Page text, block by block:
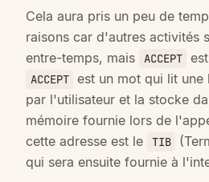
Cela aura pris un peu de
raisons car d'autres activités
entre-temps, mais
ACCEPT
ACCEPT est un mot qui lit une
par l'utilisateur et la stocke
mémoire fournie lors de
cette adresse est le
TIB
qui sera ensuite fournie à